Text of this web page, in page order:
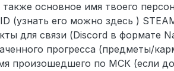
также основное имя твоего
(узнать его можно здесь )
для связи (Discord в формате
прогресса (предметы/
произошедшего по МСК (если